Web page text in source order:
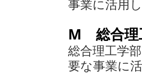
事業に活用
M 総合理
総合理工学
要な事業に